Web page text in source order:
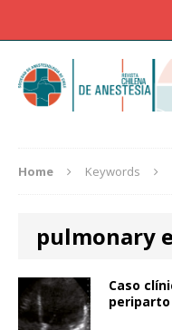
Home Keywords
pulmonary
Caso
periparto